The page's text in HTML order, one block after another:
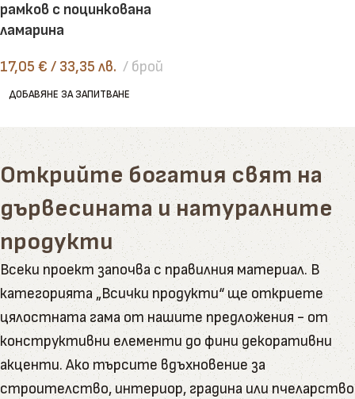
рамков с поцинкована
ламарина
17,05 € / 33,35 лв. брой
ДОБАВЯНЕ ЗА ЗАПИТВАНЕ
Открийте богатия свят на
дървесината и натуралните
продукти
Всеки проект започва с правилния материал. В
категорията „Всички продукти“ ще откриете
цялостната гама от нашите предложения - от
конструктивни елементи до фини декоративни
акценти. Ако търсите вдъхновение за
строителство, интериор, градина или пчеларство